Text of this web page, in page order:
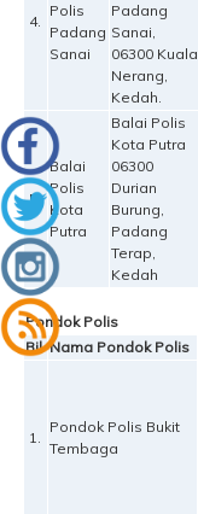
4.
Polis
Padang
Sanai
Padang
Sanai,
06300 Kuala
Nerang,
Kedah.
5.
Balai
Polis
Kota
Putra
Balai Polis
Kota Putra
06300
Durian
Burung,
Padang
Terap,
Kedah
Pondok Polis
Bil Nama Pondok Polis
1.
Pondok Polis Bukit
Tembaga